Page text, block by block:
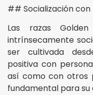
## Socialización
Las razas
intrínsecamente
ser cultivada
positiva con
así como con otros
fundamental para su